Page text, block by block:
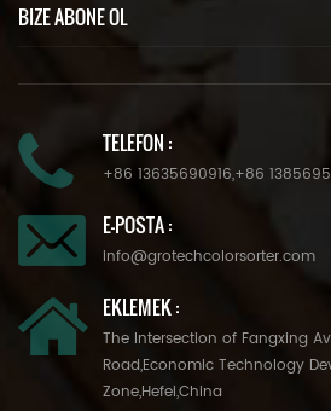
BIZE ABONE OL
TELEFON :
+86 13635690916,+86
E-POSTA :
info@grotechcolorsorter.com
EKLEMEK :
The Intersection of Fangxing
Road,Economic Technology
Zone,Hefei,China